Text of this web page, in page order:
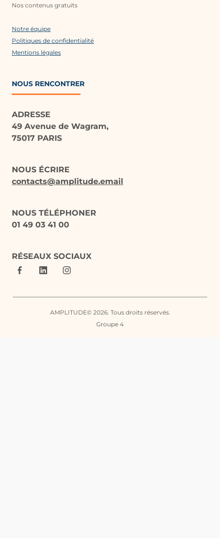
Nos contenus gratuits
Notre équipe
Politiques de confidentialité
Mentions légales
NOUS RENCONTRER
ADRESSE
49 Avenue de Wagram,
75017 PARIS
NOUS ÉCRIRE
contacts@amplitude.email
NOUS TÉLÉPHONER
01 49 03 41 00
RÉSEAUX SOCIAUX
AMPLITUDE© 2026. Tous droits réservés.
Groupe 4